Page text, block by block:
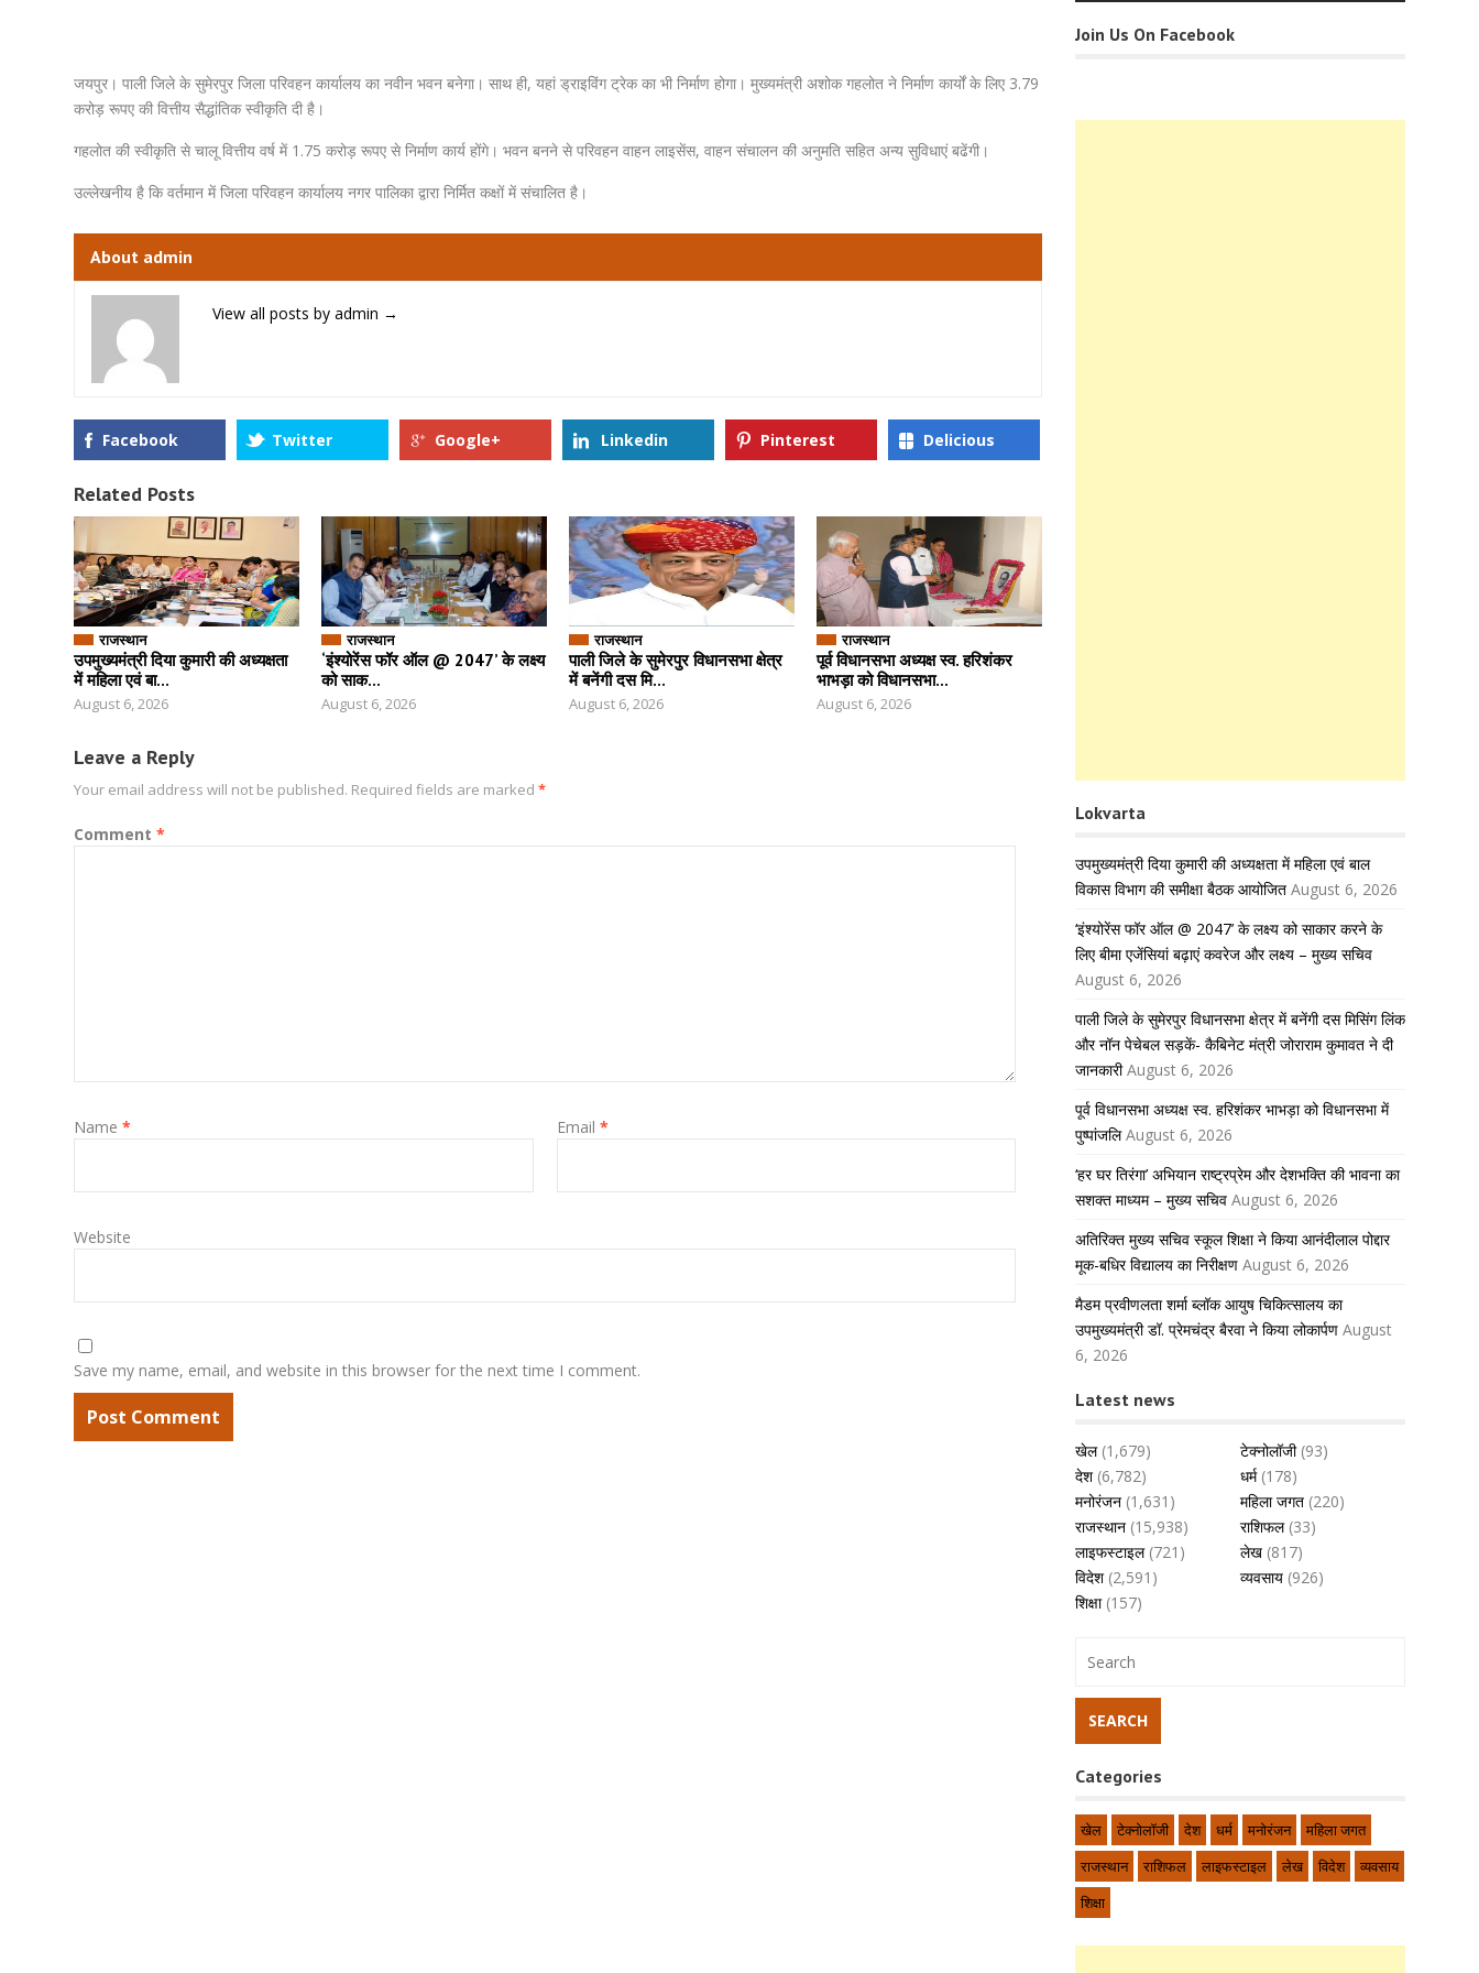
जयपुर। पाली जिले के सुमेरपुर जिला परिवहन कार्यालय का नवीन भवन बनेगा। साथ ही, यहां ड्राइविंग ट्रेक का भी निर्माण होगा। मुख्यमंत्री अशोक गहलोत ने निर्माण कार्यों के लिए 3.79
करोड़ रूपए की वित्तीय सैद्धांतिक स्वीकृति दी है।
गहलोत की स्वीकृति से चालू वित्तीय वर्ष में 1.75 करोड़ रूपए से निर्माण कार्य होंगे। भवन बनने से परिवहन वाहन लाइसेंस, वाहन संचालन की अनुमति सहित अन्य सुविधाएं बढेंगी।
उल्लेखनीय है कि वर्तमान में जिला परिवहन कार्यालय नगर पालिका द्वारा निर्मित कक्षों में संचालित है।
About admin
View all posts by admin →
Facebook Twitter Google+ Linkedin Pinterest Delicious
Related Posts
राजस्थान
उपमुख्यमंत्री दिया कुमारी की अध्यक्षता
में महिला एवं बा...
August 6, 2026
राजस्थान
‘इंश्योरेंस फॉर ऑल @ 2047’ के लक्ष्य
को साक...
August 6, 2026
राजस्थान
पाली जिले के सुमेरपुर विधानसभा क्षेत्र
में बनेंगी दस मि...
August 6, 2026
राजस्थान
पूर्व विधानसभा अध्यक्ष स्व. हरिशंकर
भाभड़ा को विधानसभा...
August 6, 2026
Leave a Reply
Your email address will not be published. Required fields are marked *
Comment *
Name * Email *
Website
Save my name, email, and website in this browser for the next time I comment.
Join Us On Facebook
Lokvarta
उपमुख्यमंत्री दिया कुमारी की अध्यक्षता में महिला एवं बाल
विकास विभाग की समीक्षा बैठक आयोजित August 6, 2026
‘इंश्योरेंस फॉर ऑल @ 2047’ के लक्ष्य को साकार करने के
लिए बीमा एजेंसियां बढ़ाएं कवरेज और लक्ष्य – मुख्य सचिव
August 6, 2026
पाली जिले के सुमेरपुर विधानसभा क्षेत्र में बनेंगी दस मिसिंग लिंक
और नॉन पेचेबल सड़कें- कैबिनेट मंत्री जोराराम कुमावत ने दी
जानकारी August 6, 2026
पूर्व विधानसभा अध्यक्ष स्व. हरिशंकर भाभड़ा को विधानसभा में
पुष्पांजलि August 6, 2026
‘हर घर तिरंगा’ अभियान राष्ट्रप्रेम और देशभक्ति की भावना का
सशक्त माध्यम – मुख्य सचिव August 6, 2026
अतिरिक्त मुख्य सचिव स्कूल शिक्षा ने किया आनंदीलाल पोद्दार
मूक-बधिर विद्यालय का निरीक्षण August 6, 2026
मैडम प्रवीणलता शर्मा ब्लॉक आयुष चिकित्सालय का
उपमुख्यमंत्री डॉ. प्रेमचंद्र बैरवा ने किया लोकार्पण August
6, 2026
Latest news
खेल(1,679) टेक्नोलॉजी(93)
देश(6,782) धर्म(178)
मनोरंजन (1,631) महिला जगत (220)
राजस्थान (15,938) राशिफल(33)
लाइफस्टाइल(721) लेख (817)
विदेश(2,591) व्यवसाय (926)
शिक्षा(157)
Categories
खेल टेक्नोलॉजी देश धर्म मनोरंजन
महिला जगत
राजस्थान
राशिफल लाइफस्टाइल लेख विदेश
व्यवसाय
शिक्षा